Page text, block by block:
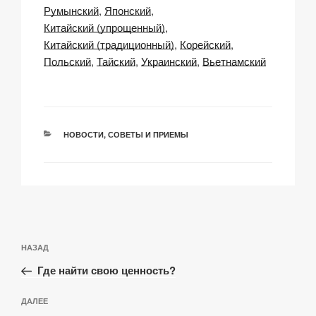
k o
k
p
Румынский Японский
Китайский (упрощенный)
Китайский (традиционный) Корейский
Польский Тайский Украинский Вьетнамский
РУБРИКИ
НОВОСТИ, СОВЕТЫ И ПРИЕМЫ
по
записям
Предыдущая
запись:
НАЗАД
Где найти свою ценность?
Следующая
ДАЛЕЕ